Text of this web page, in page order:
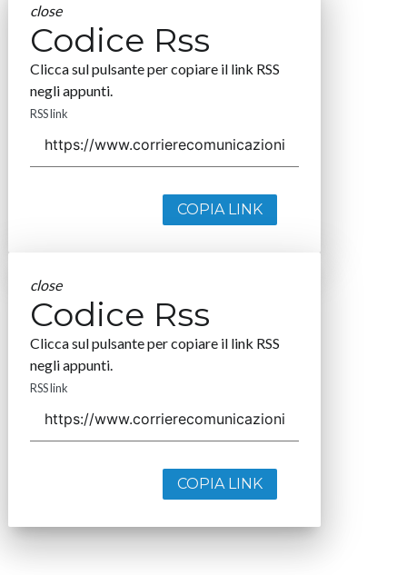
close
Codice Rss
Clicca sul pulsante per copiare il link RSS
negli appunti.
RSS link
COPIA LINK
close
Codice Rss
Clicca sul pulsante per copiare il link RSS
negli appunti.
RSS link
COPIA LINK